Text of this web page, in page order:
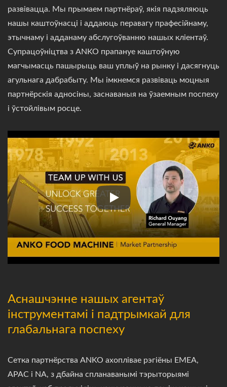
развівацца. Мы прымаем партнёраў, якія падзяляюць
нашы каштоўнасці і аддаюць перавагу прафесійнаму,
этычнаму і адданаму абслугоўванню нашых кліентаў.
Супрацоўніцтва з ANKO прапануе каштоўную
магчымасць пашырыць ваш уплыў на рынку і дасягнуць
агульнага дабрабыту. Мы імкнемся развіваць моцныя
партнёрскія адносіны, заснаваныя на ўзаемным поспеху
і ўстойлівым росце.
Партнёрства
Аснашчэнне нашых агентаў
інструментамі і падтрымкай для
глабальнага поспеху
Сетка партнёрства ANKO ахоплівае рэгіёны EMEA,
APAC і NA, з дбайна спланаванымі тэрыторыямі